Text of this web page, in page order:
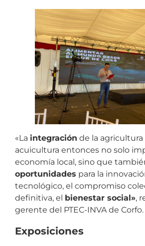
«La integración de la agricultura
acuicultura entonces no solo
economía local, sino que
oportunidades para la
tecnológico, el compromiso
definitiva, el bienestar social»,
gerente del PTEC-INVA de Corfo.
Exposiciones